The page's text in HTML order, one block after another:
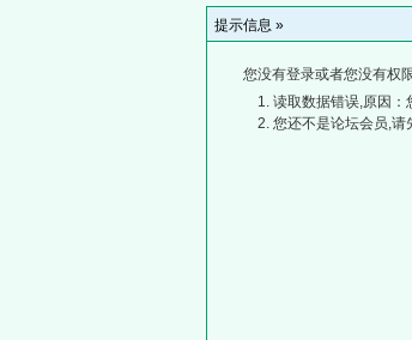
提示信息 »
您没有登录或者您没有权
读取数据错误,原因：
您还不是论坛会员,请